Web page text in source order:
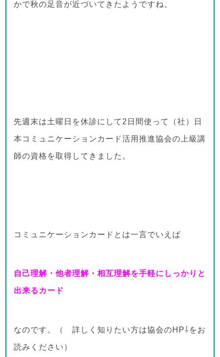
かで秋の足音が近づいてきたようですね。
先週末は土曜日を休診にして2日間使って（社）日
本コミュニケーションカード活用推進協会の上級講
師の資格を取得してきました。
コミュニケーションカードとは一言でいえば
自己理解・他者理解・相互理解を手軽にしっかりと
出来るカード
なのです。（ 詳しく知りたい方は協会のHP⇩をお
読みください）